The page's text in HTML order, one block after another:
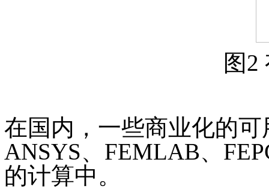
图2
在国内，一些商业化的
ANSYS、FEMLAB、
的计算中。